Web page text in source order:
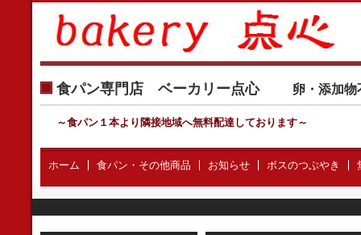
食パン専門店 ベーカリー点心 卵・添加
～食パン１本より隣接地域へ無料配達しております～
ホーム 食パン・その他商品 お知らせ ボスのつぶやき